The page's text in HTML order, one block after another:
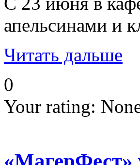
апельсинами и
Читать дальше
0
Your rating: